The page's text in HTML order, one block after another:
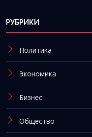
РУБРИКИ
Политика
Экономика
Бизнес
Общество